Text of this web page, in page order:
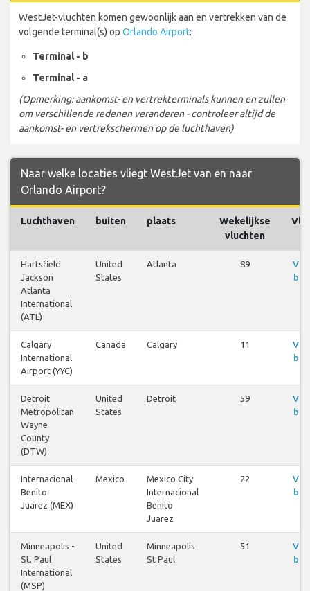
WestJet-vluchten komen gewoonlijk aan en vertrekken van de
volgende terminal(s) op Orlando Airport:
Terminal - b
Terminal - a
(Opmerking: aankomst- en vertrekterminals kunnen en zullen
om verschillende redenen veranderen - controleer altijd de
aankomst- en vertrekschermen op de luchthaven)
Naar welke locaties vliegt WestJet van en naar
Orlando Airport?
Luchthaven buiten plaats
Wekelijkse
vluchten
Hartsfield
Jackson
Atlanta
International
(ATL)
United
States
Atlanta 89
Calgary
International
Airport (YYC)
Canada Calgary 11
Detroit
Metropolitan
Wayne
County
(DTW)
United
States
Detroit 59
Internacional
Benito
Juarez (MEX)
Mexico
Mexico City
Internacional
Benito
Juarez
22
Minneapolis -
St. Paul
International
(MSP)
United
States
Minneapolis
St Paul
51